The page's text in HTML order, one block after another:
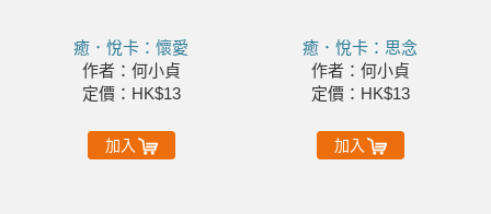
癒．悅卡：懷愛
作者：何小貞
定價：HK$13
加入
癒．悅卡：思念
作者：何小貞
定價：HK$13
加入